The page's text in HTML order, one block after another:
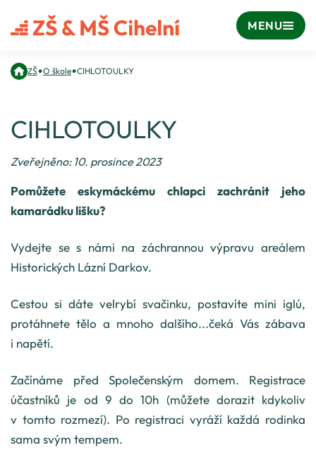
MENU
ZŠ•O škole•CIHLOTOULKY
CIHLOTOULKY
Zveřejněno: 10. prosince 2023
Pomůžete eskymáckému chlapci zachránit jeho
kamarádku lišku?
Vydejte se s námi na záchrannou výpravu areálem
Historických Lázní Darkov.
Cestou si dáte velrybí svačinku, postavíte mini iglú,
protáhnete tělo a mnoho dalšího...čeká Vás zábava
i napětí.
Začínáme před Společenským domem. Registrace
účastníků je od 9 do 10h (můžete dorazit kdykoliv
v tomto rozmezí). Po registraci vyráží každá rodinka
sama svým tempem.